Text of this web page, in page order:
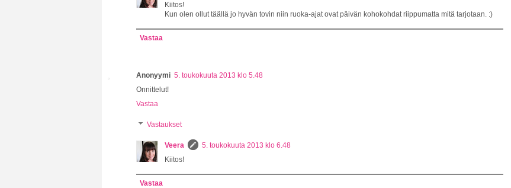
Kiitos!
Kun olen ollut täällä jo hyvän tovin niin ruoka-ajat ovat päivän kohokohdat riippumatta mitä tarjotaan. :)
Vastaa
Anonyymi 5. toukokuuta 2013 klo 5.48
Onnittelut!
Vastaa
Vastaukset
Veera
5. toukokuuta 2013 klo 6.48
Kiitos!
Vastaa